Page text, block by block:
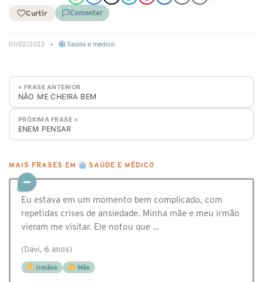
Curtir Comentar
01/02/2022 • Saúde e médico
« FRASE ANTERIOR
NÃO ME CHEIRA BEM
PRÓXIMA FRASE »
ENEM PENSAR
MAIS FRASES EM SAÚDE E MÉDICO
Eu estava em um momento bem complicado, com
repetidas crises de ansiedade. Minha mãe e meu irmão
vieram me visitar. Ele notou que …
(Davi, 6 anos)
Irmãos Mãe